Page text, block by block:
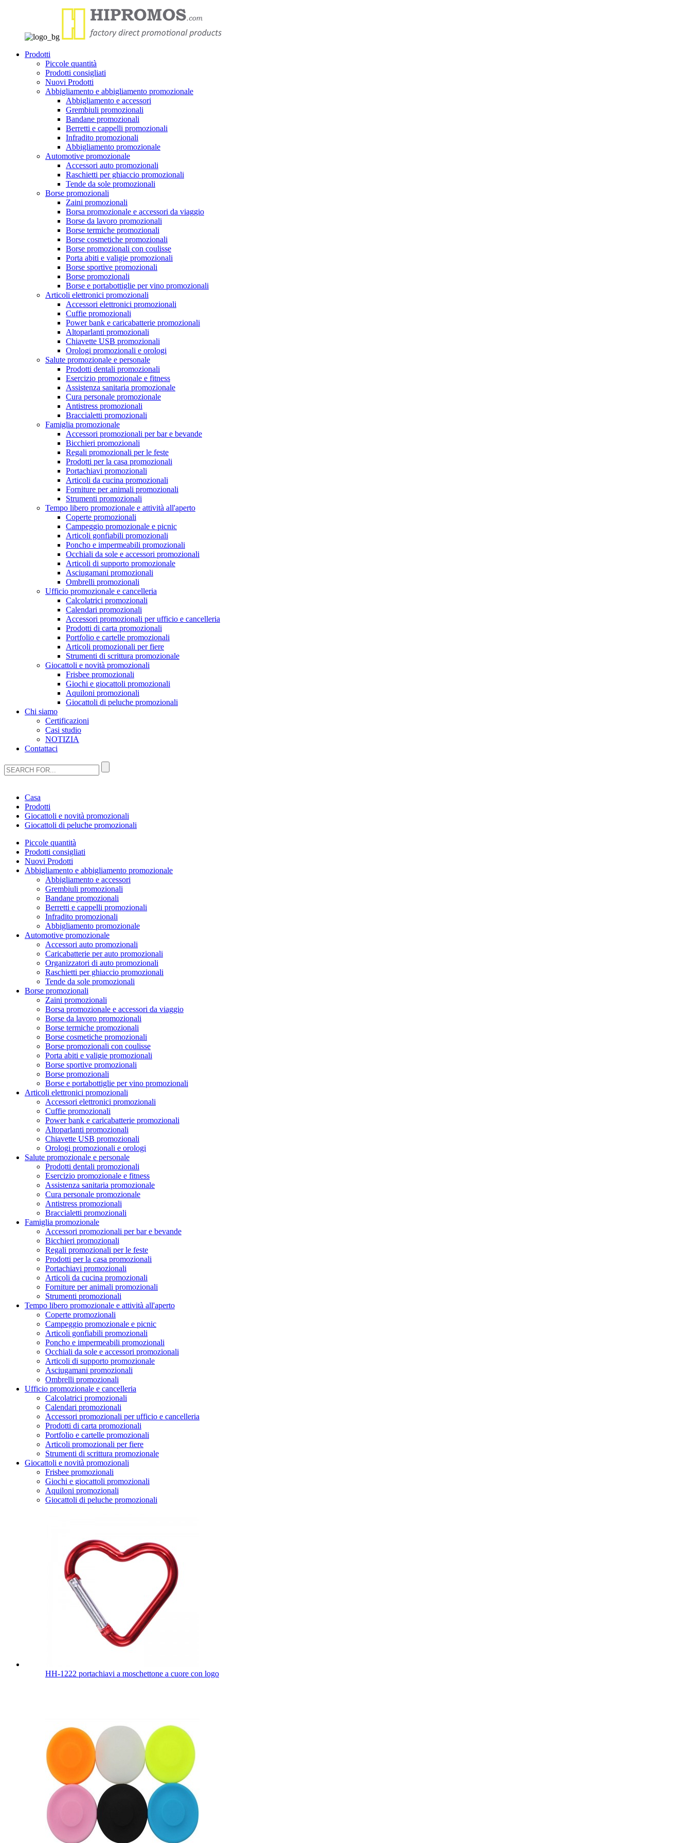
Prodotti
Piccole quantità
Prodotti consigliati
Nuovi Prodotti
Abbigliamento e abbigliamento promozionale
Abbigliamento e accessori
Grembiuli promozionali
Bandane promozionali
Berretti e cappelli promozionali
Infradito promozionali
Abbigliamento promozionale
Automotive promozionale
Accessori auto promozionali
Raschietti per ghiaccio promozionali
Tende da sole promozionali
Borse promozionali
Zaini promozionali
Borsa promozionale e accessori da viaggio
Borse da lavoro promozionali
Borse termiche promozionali
Borse cosmetiche promozionali
Borse promozionali con coulisse
Porta abiti e valigie promozionali
Borse sportive promozionali
Borse promozionali
Borse e portabottiglie per vino promozionali
Articoli elettronici promozionali
Accessori elettronici promozionali
Cuffie promozionali
Power bank e caricabatterie promozionali
Altoparlanti promozionali
Chiavette USB promozionali
Orologi promozionali e orologi
Salute promozionale e personale
Prodotti dentali promozionali
Esercizio promozionale e fitness
Assistenza sanitaria promozionale
Cura personale promozionale
Antistress promozionali
Braccialetti promozionali
Famiglia promozionale
Accessori promozionali per bar e bevande
Bicchieri promozionali
Regali promozionali per le feste
Prodotti per la casa promozionali
Portachiavi promozionali
Articoli da cucina promozionali
Forniture per animali promozionali
Strumenti promozionali
Tempo libero promozionale e attività all'aperto
Coperte promozionali
Campeggio promozionale e picnic
Articoli gonfiabili promozionali
Poncho e impermeabili promozionali
Occhiali da sole e accessori promozionali
Articoli di supporto promozionale
Asciugamani promozionali
Ombrelli promozionali
Ufficio promozionale e cancelleria
Calcolatrici promozionali
Calendari promozionali
Accessori promozionali per ufficio e cancelleria
Prodotti di carta promozionali
Portfolio e cartelle promozionali
Articoli promozionali per fiere
Strumenti di scrittura promozionale
Giocattoli e novità promozionali
Frisbee promozionali
Giochi e giocattoli promozionali
Aquiloni promozionali
Giocattoli di peluche promozionali
Chi siamo
Certificazioni
Casi studio
NOTIZIA
Contattaci
Casa
Prodotti
Giocattoli e novità promozionali
Giocattoli di peluche promozionali
Piccole quantità
Prodotti consigliati
Nuovi Prodotti
Abbigliamento e abbigliamento promozionale
Abbigliamento e accessori
Grembiuli promozionali
Bandane promozionali
Berretti e cappelli promozionali
Infradito promozionali
Abbigliamento promozionale
Automotive promozionale
Accessori auto promozionali
Caricabatterie per auto promozionali
Organizzatori di auto promozionali
Raschietti per ghiaccio promozionali
Tende da sole promozionali
Borse promozionali
Zaini promozionali
Borsa promozionale e accessori da viaggio
Borse da lavoro promozionali
Borse termiche promozionali
Borse cosmetiche promozionali
Borse promozionali con coulisse
Porta abiti e valigie promozionali
Borse sportive promozionali
Borse promozionali
Borse e portabottiglie per vino promozionali
Articoli elettronici promozionali
Accessori elettronici promozionali
Cuffie promozionali
Power bank e caricabatterie promozionali
Altoparlanti promozionali
Chiavette USB promozionali
Orologi promozionali e orologi
Salute promozionale e personale
Prodotti dentali promozionali
Esercizio promozionale e fitness
Assistenza sanitaria promozionale
Cura personale promozionale
Antistress promozionali
Braccialetti promozionali
Famiglia promozionale
Accessori promozionali per bar e bevande
Bicchieri promozionali
Regali promozionali per le feste
Prodotti per la casa promozionali
Portachiavi promozionali
Articoli da cucina promozionali
Forniture per animali promozionali
Strumenti promozionali
Tempo libero promozionale e attività all'aperto
Coperte promozionali
Campeggio promozionale e picnic
Articoli gonfiabili promozionali
Poncho e impermeabili promozionali
Occhiali da sole e accessori promozionali
Articoli di supporto promozionale
Asciugamani promozionali
Ombrelli promozionali
Ufficio promozionale e cancelleria
Calcolatrici promozionali
Calendari promozionali
Accessori promozionali per ufficio e cancelleria
Prodotti di carta promozionali
Portfolio e cartelle promozionali
Articoli promozionali per fiere
Strumenti di scrittura promozionale
Giocattoli e novità promozionali
Frisbee promozionali
Giochi e giocattoli promozionali
Aquiloni promozionali
Giocattoli di peluche promozionali
HH-1222 portachiavi a moschettone a cuore con logo